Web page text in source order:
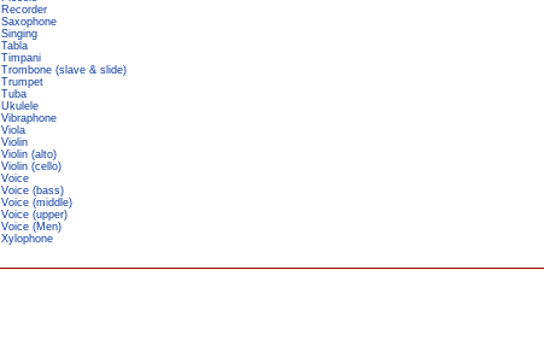
Recorder
Saxophone
Singing
Tabla
Timpani
Trombone (slave & slide)
Trumpet
Tuba
Ukulele
Vibraphone
Viola
Violin
Violin (alto)
Violin (cello)
Voice
Voice (bass)
Voice (middle)
Voice (upper)
Voice (Men)
Xylophone